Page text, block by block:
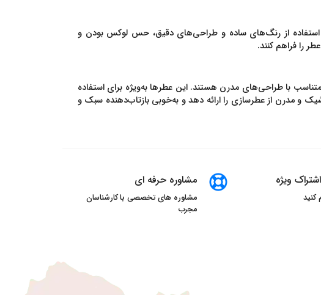
از رنگ‌های ساده و طراحی‌های دقیق، حس لوکس بودن و
را فراهم کنند.
با طراحی‌های مدرن هستند. این عطرها به‌ویژه برای استفاده
مدرن از عطرسازی را ارائه دهد و به‌خوبی بازتاب‌دهنده سبک و
ویژه مشاوره حرفه ای
مشاوره های تخصصی با کارشناسان
مجرب